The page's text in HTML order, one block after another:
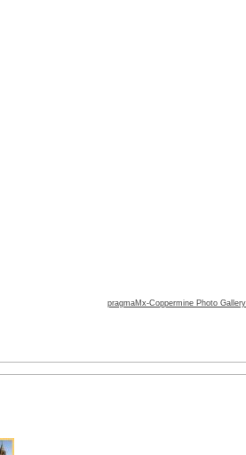
pragmaMx-Coppermine Photo Gallery